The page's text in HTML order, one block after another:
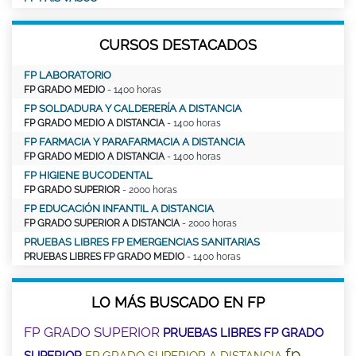
CURSOS DESTACADOS
FP LABORATORIO
FP GRADO MEDIO - 1400 horas
FP SOLDADURA Y CALDERERÍA A DISTANCIA
FP GRADO MEDIO A DISTANCIA - 1400 horas
FP FARMACIA Y PARAFARMACIA A DISTANCIA
FP GRADO MEDIO A DISTANCIA - 1400 horas
FP HIGIENE BUCODENTAL
FP GRADO SUPERIOR - 2000 horas
FP EDUCACIÓN INFANTIL A DISTANCIA
FP GRADO SUPERIOR A DISTANCIA - 2000 horas
PRUEBAS LIBRES FP EMERGENCIAS SANITARIAS
PRUEBAS LIBRES FP GRADO MEDIO - 1400 horas
LO MÁS BUSCADO EN FP
FP GRADO SUPERIOR PRUEBAS LIBRES FP GRADO